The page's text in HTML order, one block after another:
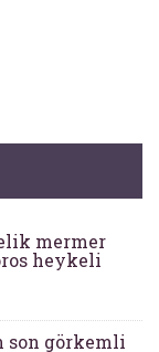
mermer
heykeli
görkemli